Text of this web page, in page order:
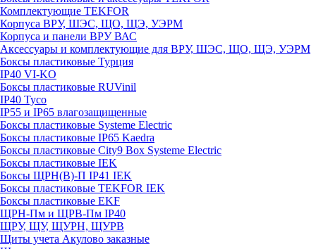
Комплектующие TEKFOR
Корпуса ВРУ, ШЭС, ЩО, ЩЭ, УЭРМ
Корпуса и панели ВРУ ВАС
Аксессуары и комплектующие для ВРУ, ШЭС, ЩО, ЩЭ, УЭРМ
Боксы пластиковые Турция
IP40 VI-KO
Боксы пластиковые RUVinil
IP40 Тусо
IP55 и IP65 влагозащищенные
Боксы пластиковые Systeme Electric
Боксы пластиковые IP65 Kaedra
Боксы пластиковые City9 Box Systeme Electric
Боксы пластиковые IEK
Боксы ЩРН(В)-П IP41 IEK
Боксы пластиковые TEKFOR IEK
Боксы пластиковые EKF
ЩРН-Пм и ЩРВ-Пм IP40
ЩРУ, ЩУ, ЩУРН, ЩУРВ
Щиты учета Акулово заказные